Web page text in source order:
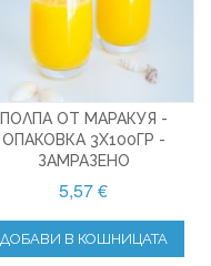
ПОЛПА ОТ МАРАКУЯ -
ОПАКОВКА 3X100ГР -
ЗАМРАЗЕНО
5,57 €
ДОБАВИ В КОШНИЦАТА